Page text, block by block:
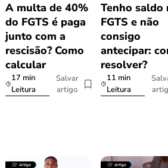
A multa de 40%
do FGTS é paga
junto com a
rescisão? Como
calcular
17 min
Leitura
Salvar
artigo
Tenho saldo
FGTS e não
consigo
antecipar:
resolver?
11 min
Leitura